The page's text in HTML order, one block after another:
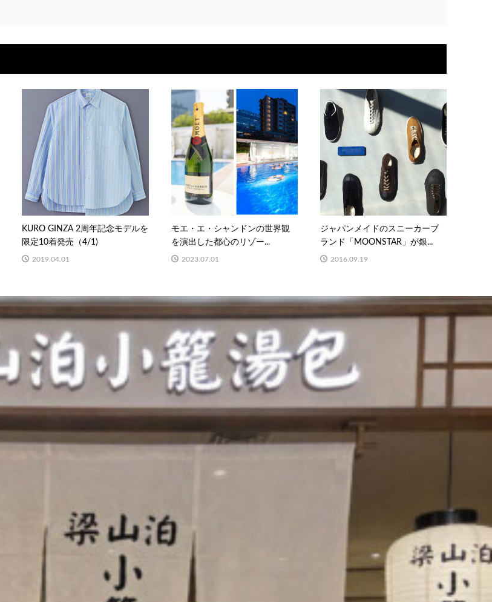
KURO GINZA 2周年記念モデルを
限定10着発売（4/1)
2019.04.01
モエ・エ・シャンドンの世界観
を演出した都心のリゾー...
2023.07.01
ジャパンメイドのスニーカーブ
ランド「MOONSTAR」が銀...
2016.09.19